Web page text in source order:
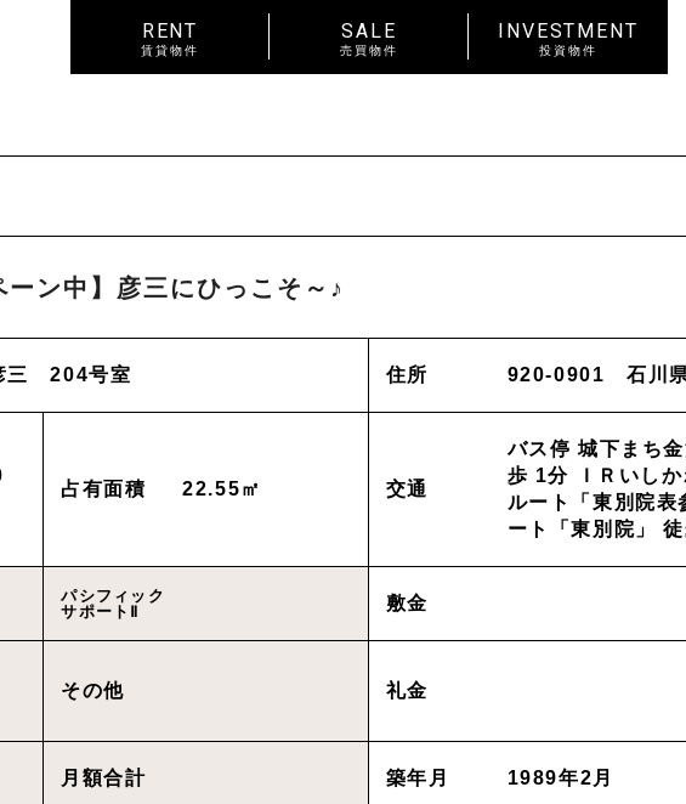
About us _私たちについて
賃貸オーナー様へ
物件を買いたい方へ
種別
ワンルーム 1K 1DK 1LDK 2K/
以上
金沢市中心部
東部(金沢大学方面)
白山市 能美市
RENT
賃貸物件
SALE
売買物件
INVESTMENT
投資物件
ーン中】彦三にひっこそ～♪
三 204号室 住所 920-0901 石川
占有面積 22.55㎡ 交通
バス停 城下まち
歩 1分 ＩＲいし
ルート「東別院
ート「東別院」
パシフィック
サポートⅡ
敷金
その他 礼金
月額合計 築年月 1989年2月